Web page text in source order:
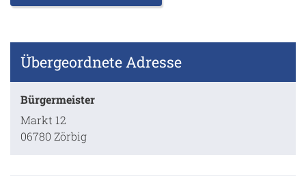
Übergeordnete Adresse
Bürgermeister
Markt 12
06780 Zörbig